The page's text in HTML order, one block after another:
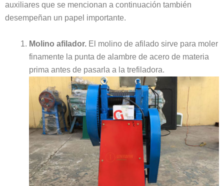
auxiliares que se mencionan a continuación también
desempeñan un papel importante.
Molino afilador. El molino de afilado sirve para moler
finamente la punta de alambre de acero de materia
prima antes de pasarla a la trefiladora.